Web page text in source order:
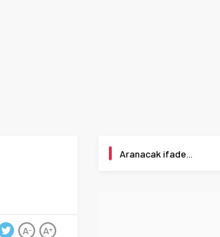
A+
A-